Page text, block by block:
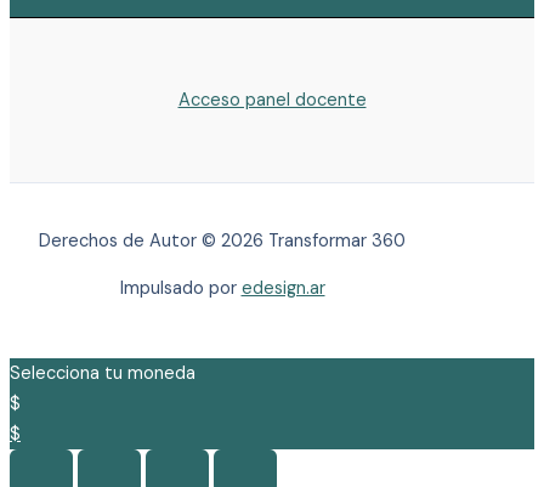
Acceso panel docente
Derechos de Autor © 2026 Transformar 360
Impulsado por edesign.ar
Selecciona tu moneda
$
$